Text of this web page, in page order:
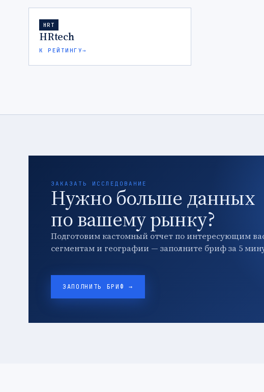
HRT
HRtech
К РЕЙТИНГУ→
ЗАКАЗАТЬ ИССЛЕДОВАНИЕ
Нужно больше данных
по вашему рынку?
Подготовим кастомный отчет по интересующим
сегментам и географии — заполните бриф за 5
ЗАПОЛНИТЬ БРИФ →